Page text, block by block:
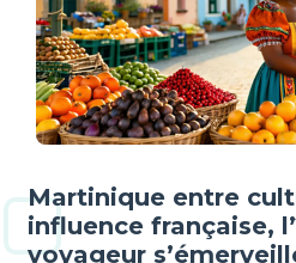
Martinique entre
influence française,
voyageur